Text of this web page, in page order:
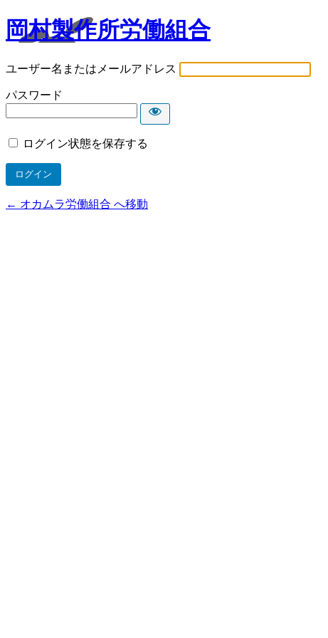
岡村製作所労働組合
ユーザー名またはメールアドレス
パスワード
ログイン状態を保存する
← オカムラ労働組合 へ移動